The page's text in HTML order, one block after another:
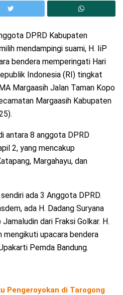
DPRD Kabupaten
mendampingi suami, H. IiP
bendera memperingati Hari
Indonesia (RI) tingkat
Margaasih Jalan Taman Kopo
Margaasih Kabupaten
antara 8 anggota DPRD
2, yang mencakup
Margahayu, dan
ada 3 Anggota DPRD.
ada H. Dadang Suryana
dari Fraksi Golkar. H.
mengikuti upacara bendera
Pemda Bandung.
Pengeroyokan di Tarogong